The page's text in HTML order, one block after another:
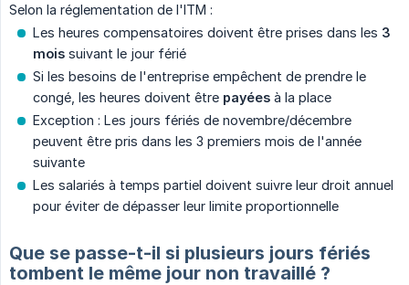
Selon la réglementation de l'ITM :
Les heures compensatoires doivent être prises dans les 3
mois suivant le jour férié
Si les besoins de l'entreprise empêchent de prendre le
congé, les heures doivent être payées à la place
Exception : Les jours fériés de novembre/décembre
peuvent être pris dans les 3 premiers mois de l'année
suivante
Les salariés à temps partiel doivent suivre leur droit annuel
pour éviter de dépasser leur limite proportionnelle
Que se passe-t-il si plusieurs jours fériés
tombent le même jour non travaillé ?